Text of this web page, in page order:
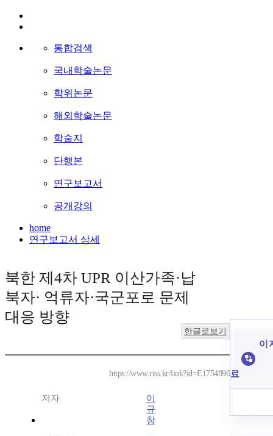
통합검색
국내학술논문
학위논문
해외학술논문
학술지
단행본
연구보고서
공개강의
home
연구보고서 상세
북한 제4차 UPR 이산가족·납
북자· 억류자·국군포로 문제
대응 방향
한글로보기
https://www.riss.kr/link?id=E1754896
저자
이
규
창
이
료